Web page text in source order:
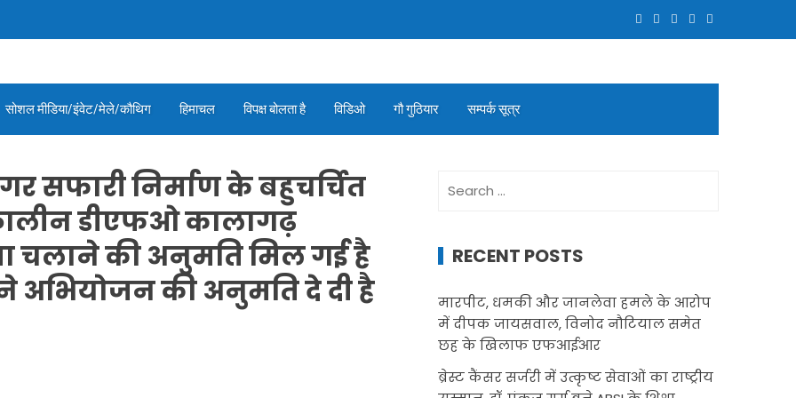
सोशल मीडिया/इंवेट/मेले/कौथिग हिमाचल विपक्ष बोलता है विडिओ गौ गुठियार सम्पर्क सूत्र
सफारी निर्माण के बहुचर्चित
डीएफओ कालागढ़
चलाने की अनुमति मिल गई है
अभियोजन की अनुमति दे दी है
for:
RECENT POSTS
मारपीट, धमकी और जानलेवा हमले के आरोप
में दीपक जायसवाल, विनोद नौटियाल समेत
छह के खिलाफ एफआईआर
ब्रेस्ट कैंसर सर्जरी में उत्कृष्ट सेवाओं का राष्ट्रीय